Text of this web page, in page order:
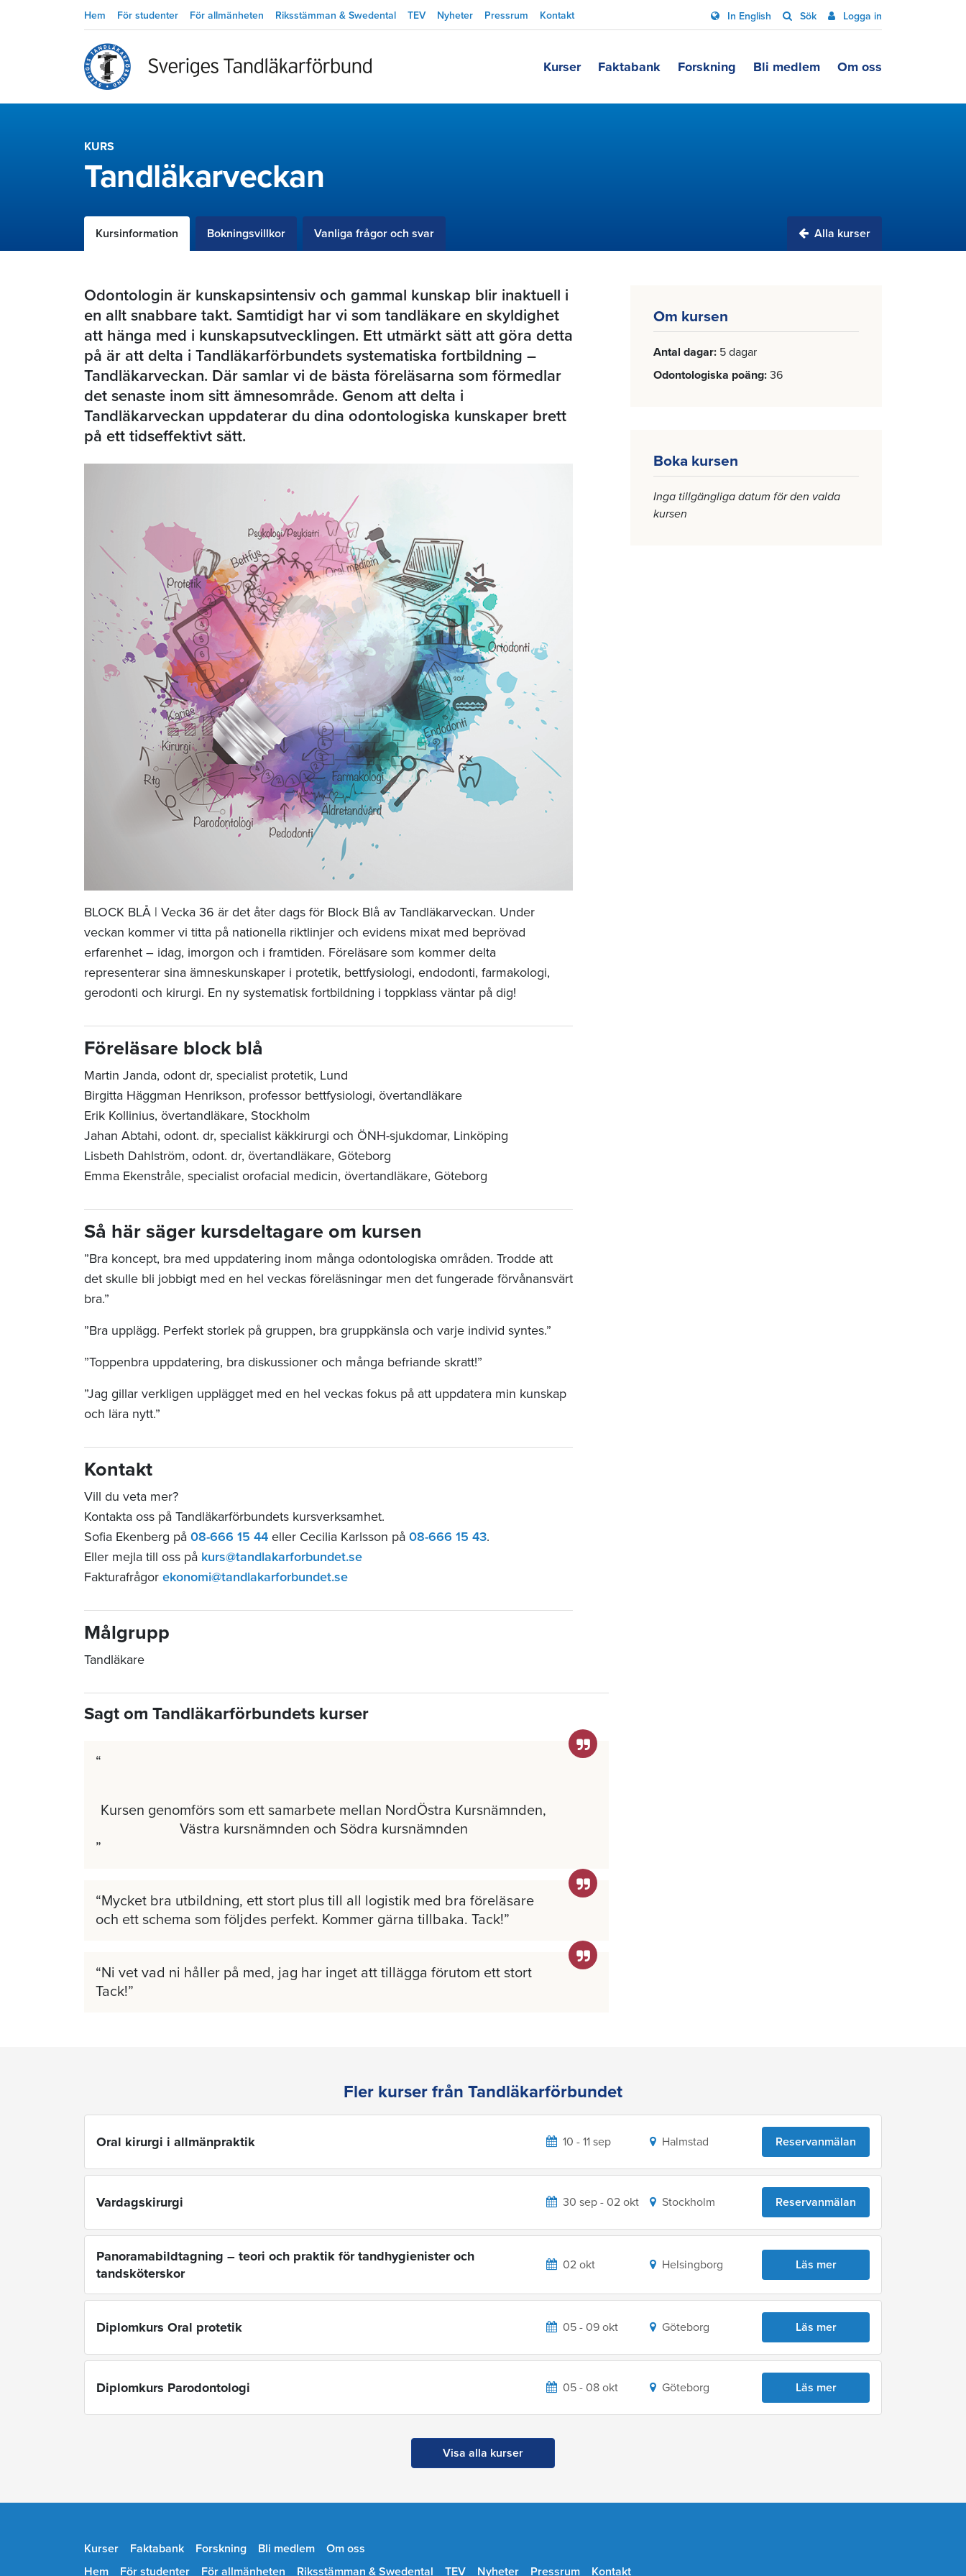
Hem För studenter För allmänheten Riksstämman & Swedental TEV Nyheter Pressrum Kontakt In English Sök Logga in
Kurser Faktabank Forskning Bli medlem Om oss
KURS
Tandläkarveckan
Kursinformation Bokningsvillkor Vanliga frågor och svar Alla kurser
Om kursen
Antal dagar 5 dagar
Odontologiska poäng 36
Boka kursen
Inga tillgängliga datum för den valda
kursen
Odontologin är kunskapsintensiv och gammal kunskap blir inaktuell i
en allt snabbare takt. Samtidigt har vi som tandläkare en skyldighet
att hänga med i kunskapsutvecklingen. Ett utmärkt sätt att göra detta
på är att delta i Tandläkarförbundets systematiska fortbildning –
Tandläkarveckan. Där samlar vi de bästa föreläsarna som förmedlar
det senaste inom sitt ämnesområde. Genom att delta i
Tandläkarveckan uppdaterar du dina odontologiska kunskaper brett
på ett tidseffektivt sätt.
BLOCK BLÅ | Vecka 36 är det åter dags för Block Blå av Tandläkarveckan. Under
veckan kommer vi titta på nationella riktlinjer och evidens mixat med beprövad
erfarenhet – idag, imorgon och i framtiden. Föreläsare som kommer delta
representerar sina ämneskunskaper i protetik, bettfysiologi, endodonti, farmakologi,
gerodonti och kirurgi. En ny systematisk fortbildning i toppklass väntar på dig!
Föreläsare block blå
Martin Janda, odont dr, specialist protetik, Lund
Birgitta Häggman Henrikson, professor bettfysiologi, övertandläkare
Erik Kollinius, övertandläkare, Stockholm
Jahan Abtahi, odont. dr, specialist käkkirurgi och ÖNH-sjukdomar, Linköping
Lisbeth Dahlström, odont. dr, övertandläkare, Göteborg
Emma Ekenstråle, specialist orofacial medicin, övertandläkare, Göteborg
Så här säger kursdeltagare om kursen
”Bra koncept, bra med uppdatering inom många odontologiska områden. Trodde att
det skulle bli jobbigt med en hel veckas föreläsningar men det fungerade förvånansvärt
bra.”
”Bra upplägg. Perfekt storlek på gruppen, bra gruppkänsla och varje individ syntes.”
”Toppenbra uppdatering, bra diskussioner och många befriande skratt!”
”Jag gillar verkligen upplägget med en hel veckas fokus på att uppdatera min kunskap
och lära nytt.”
Kontakt
Vill du veta mer?
Kontakta oss på Tandläkarförbundets kursverksamhet.
Sofia Ekenberg på 08-666 15 44 eller Cecilia Karlsson på 08-666 15 43.
Eller mejla till oss på kurs@tandlakarforbundet.se
Fakturafrågor ekonomi@tandlakarforbundet.se
Målgrupp
Tandläkare
Sagt om Tandläkarförbundets kurser
Kursen genomförs som ett samarbete mellan NordÖstra Kursnämnden,
Västra kursnämnden och Södra kursnämnden
Mycket bra utbildning, ett stort plus till all logistik med bra föreläsare
och ett schema som följdes perfekt. Kommer gärna tillbaka. Tack!
Ni vet vad ni håller på med, jag har inget att tillägga förutom ett stort
Tack!
Fler kurser från Tandläkarförbundet
Oral kirurgi i allmänpraktik 10 - 11 sep Halmstad Reservanmälan
Vardagskirurgi 30 sep - 02 okt Stockholm Reservanmälan
Panoramabildtagning – teori och praktik för tandhygienister och
tandsköterskor
02 okt Helsingborg Läs mer
Diplomkurs Oral protetik 05 - 09 okt Göteborg Läs mer
Diplomkurs Parodontologi 05 - 08 okt Göteborg Läs mer
Visa alla kurser
Kurser Faktabank Forskning Bli medlem
Om oss
Hem
För studenter För allmänheten Riksstämman & Swedental TEV Nyheter Pressrum Kontakt